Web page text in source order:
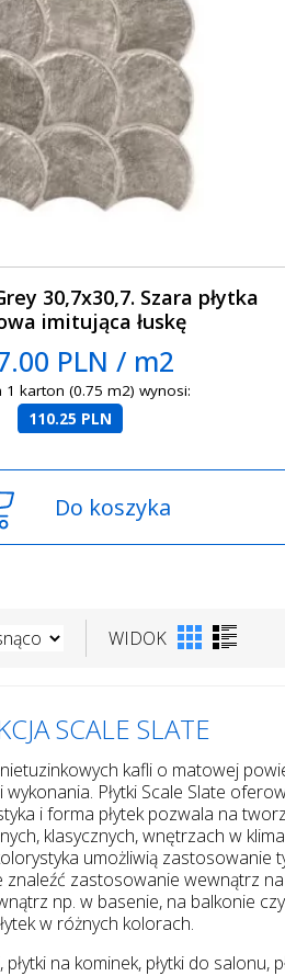
30,7x30,7. Szara płytka
imitująca łuskę
PLN / m2
1 karton (0.75 m2) wynosi:
110.25 PLN
Do koszyka
WIDOK
SCALE SLATE
kafli o matowej
Płytki Scale Slate
i forma płytek pozwala na
klasycznych, wnętrzach w
umożliwią
zastosowanie wewnątrz
np. w basenie, na balkonie
w różnych kolorach.
na kominek, płytki do